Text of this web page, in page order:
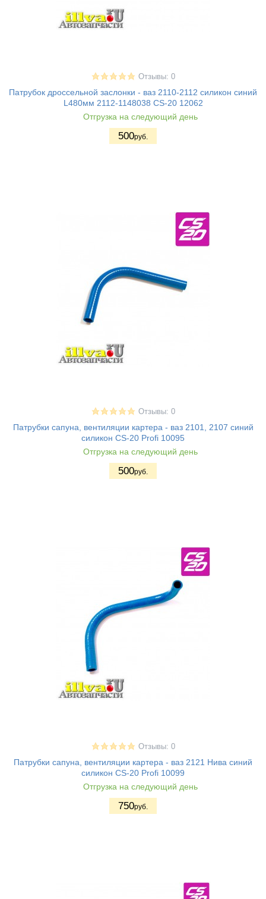
Отзывы: 0
Патрубок дроссельной заслонки - ваз 2110-2112 силикон синий
L480мм 2112-1148038 CS-20 12062
Отгрузка на следующий день
500руб.
Отзывы: 0
Патрубки сапуна, вентиляции картера - ваз 2101, 2107 синий
силикон CS-20 Profi 10095
Отгрузка на следующий день
500руб.
Отзывы: 0
Патрубки сапуна, вентиляции картера - ваз 2121 Нива синий
силикон CS-20 Profi 10099
Отгрузка на следующий день
750руб.